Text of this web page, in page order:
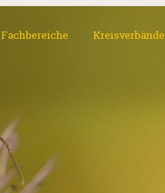
Fachbereiche Kreisverbände